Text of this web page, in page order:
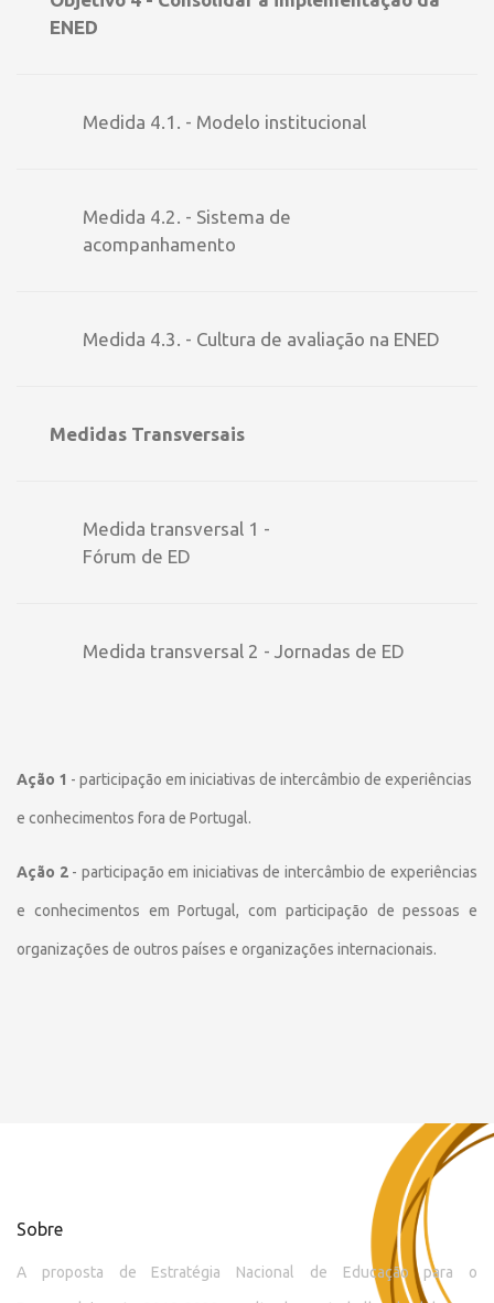
ENED
Medida 4.1. - Modelo institucional
Medida 4.2. - Sistema de
acompanhamento
Medida 4.3. - Cultura de avaliação na ENED
Medidas Transversais
Medida transversal 1 -
Fórum de ED
Medida transversal 2 - Jornadas de ED
Ação 1 - participação em iniciativas de intercâmbio de experiências
e conhecimentos fora de Portugal.
Ação 2 - participação em iniciativas de intercâmbio de experiências
e conhecimentos em Portugal, com participação de pessoas e
organizações de outros países e organizações internacionais.
Sobre
A proposta de Estratégia Nacional de Educação para o